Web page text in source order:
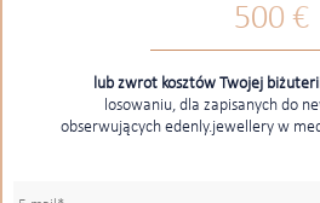
500 €
lub zwrot kosztów Twojej
losowaniu, dla zapisanych do
obserwujących edenly.jewellery w